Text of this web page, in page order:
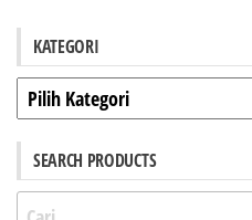
KATEGORI
Kategori
SEARCH PRODUCTS
Cari